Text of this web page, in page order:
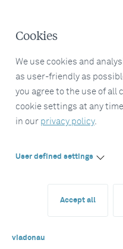
Cookies
We use cookies and
as user-friendly as
you agree to the use of all
cookie settings at any
in our privacy policy.
User defined settings
Accept all
viadonau